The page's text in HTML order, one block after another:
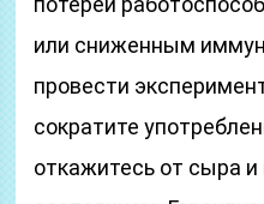
или сниженным
провести
сократите
откажитесь от сыра